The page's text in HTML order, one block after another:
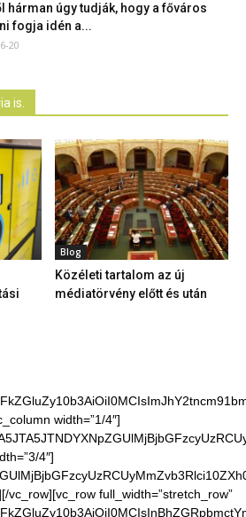
hárman úgy tudják, hogy a főváros
fogja idén a...
20
is.
Blog
Közéleti tartalom az új
médiatörvény előtt és után
width=”1/4″]
4″]
vc_row][vc_row full_width=”stretch_row”